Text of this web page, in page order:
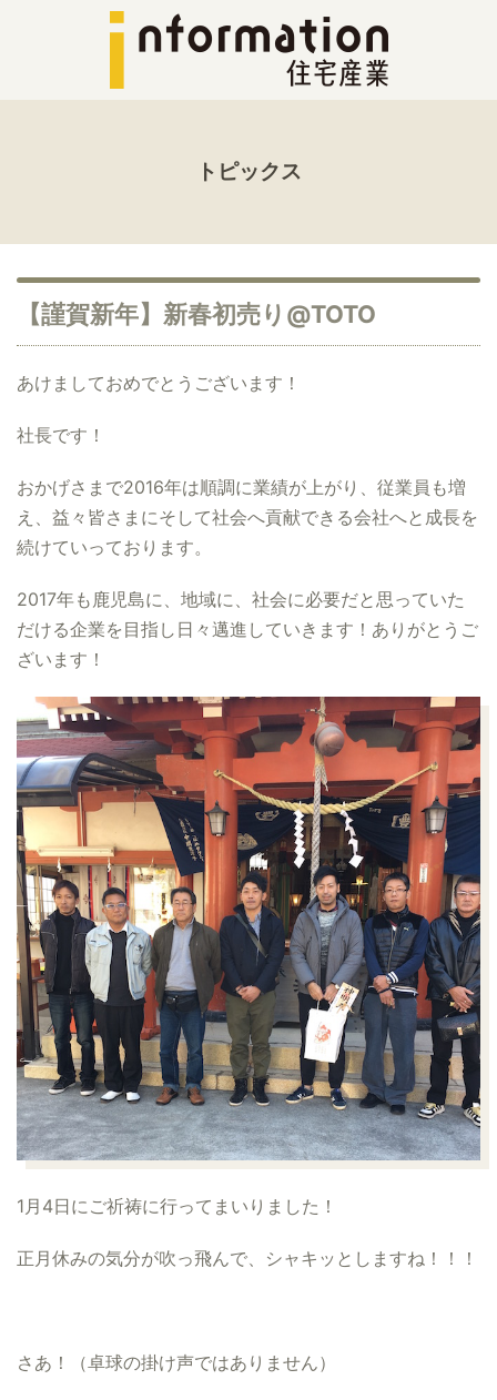
トピックス
【謹賀新年】新春初売り@TOTO
あけましておめでとうございます！
社長です！
おかげさまで2016年は順調に業績が上がり、従業員も増
え、益々皆さまにそして社会へ貢献できる会社へと成長を
続けていっております。
2017年も鹿児島に、地域に、社会に必要だと思っていた
だける企業を目指し日々邁進していきます！ありがとうご
ざいます！
1月4日にご祈祷に行ってまいりました！
正月休みの気分が吹っ飛んで、シャキッとしますね！！！
さあ！ （卓球の掛け声ではありません）